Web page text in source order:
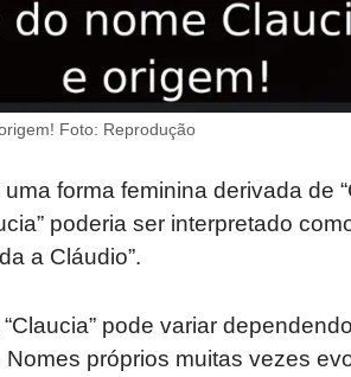
Foto: Reprodução
forma feminina derivada de
poderia ser interpretado
a Cláudio”.
pode variar
próprios muitas vezes